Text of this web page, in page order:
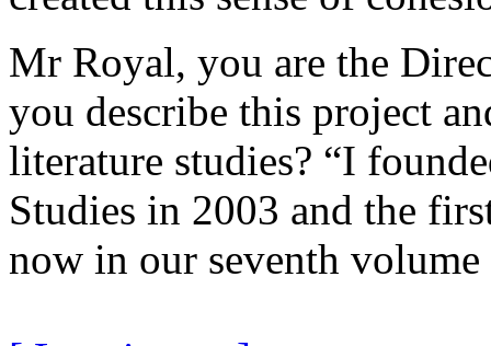
Mr Royal, you are the
you describe this project
literature studies? “I
Studies in 2003 and the
now in our seventh volume